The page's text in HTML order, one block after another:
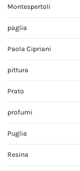
Montespertoli
paglia
Paola Cipriani
pittura
Prato
profumi
Puglia
Resina